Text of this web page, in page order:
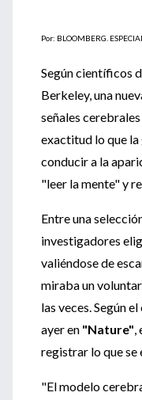
Por: BLOOMBERG. ESPECIAL
Según científicos
Berkeley, una
señales
exactitud lo que
conducir a la
"leer la mente" y
Entre una
investigadores
valiéndose de
miraba un
las veces. Según
ayer en "Nature",
registrar lo que se
"El modelo